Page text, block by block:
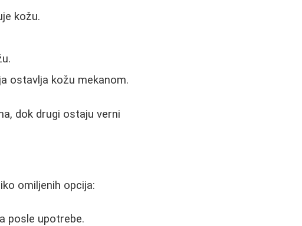
kožu.
ostavlja kožu mekanom.
dok drugi ostaju verni
omiljenih opcija:
posle upotrebe.